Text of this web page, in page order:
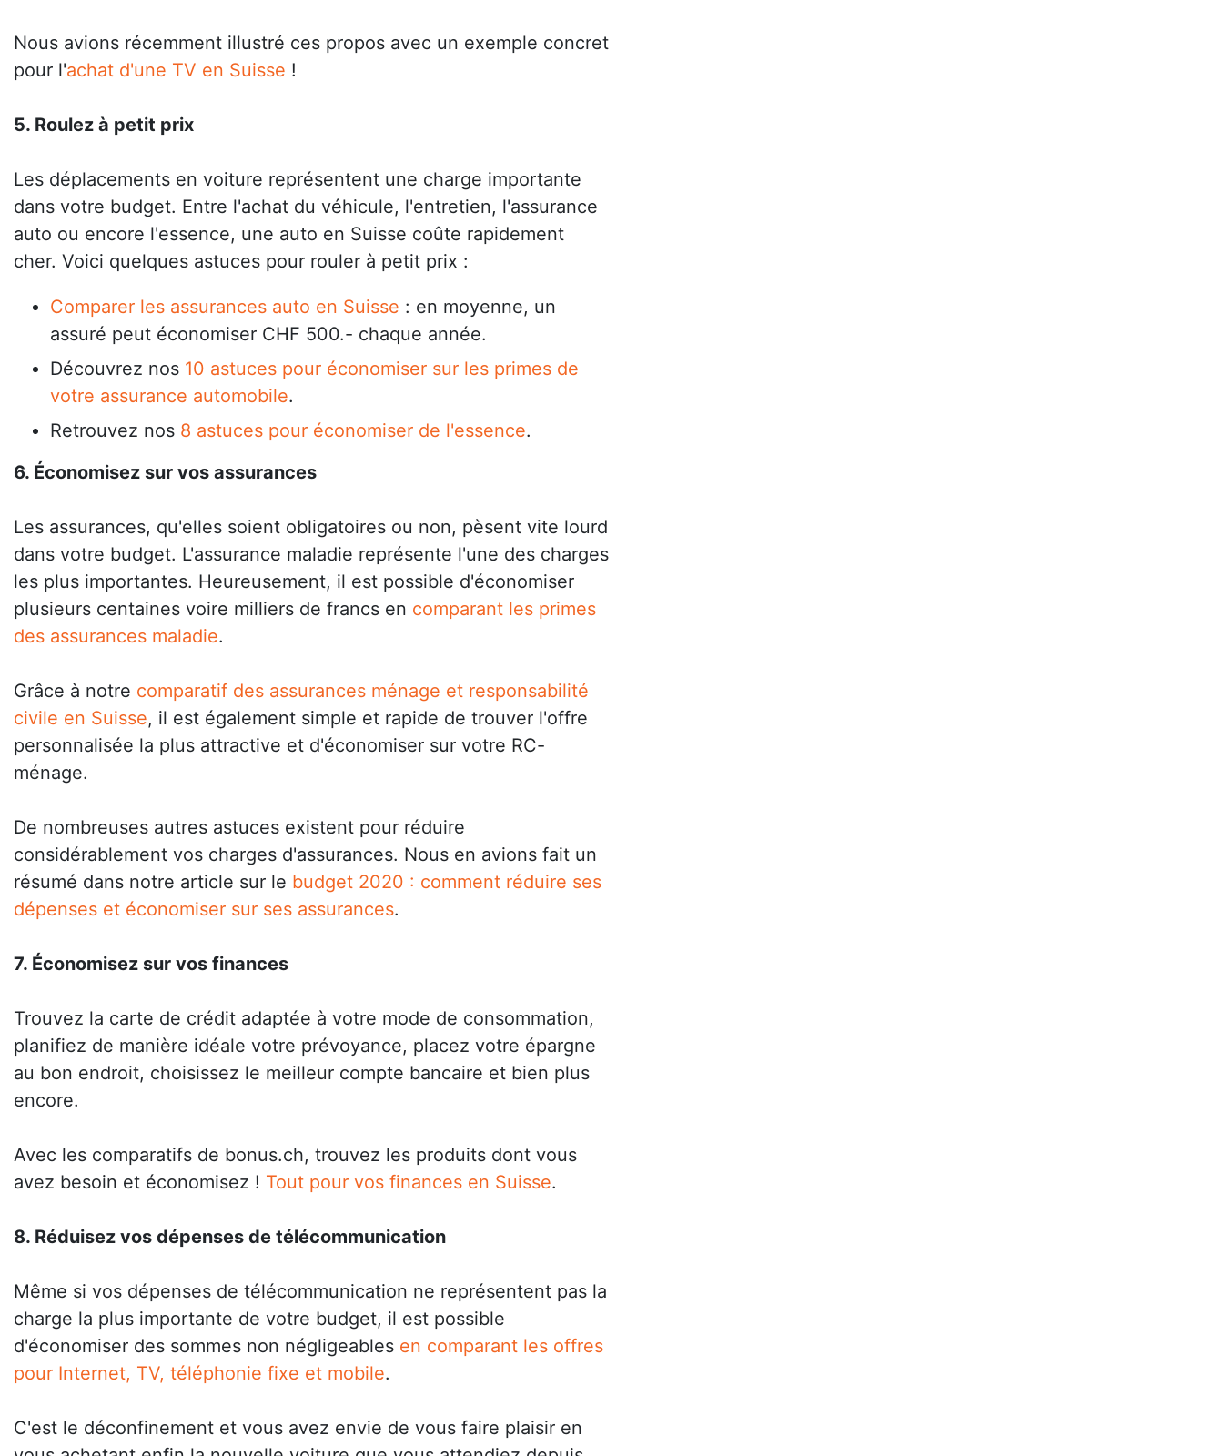
Nous avions récemment illustré ces propos avec un exemple concret
pour l'achat d'une TV en Suisse !
5. Roulez à petit prix
Les déplacements en voiture représentent une charge importante
dans votre budget. Entre l'achat du véhicule, l'entretien, l'assurance
auto ou encore l'essence, une auto en Suisse coûte rapidement
cher. Voici quelques astuces pour rouler à petit prix :
Comparer les assurances auto en Suisse : en moyenne, un
assuré peut économiser CHF 500.- chaque année.
Découvrez nos 10 astuces pour économiser sur les primes de
votre assurance automobile.
Retrouvez nos 8 astuces pour économiser de l'essence.
6. Économisez sur vos assurances
Les assurances, qu'elles soient obligatoires ou non, pèsent vite lourd
dans votre budget. L'assurance maladie représente l'une des charges
les plus importantes. Heureusement, il est possible d'économiser
plusieurs centaines voire milliers de francs en comparant les primes
des assurances maladie.
Grâce à notre comparatif des assurances ménage et responsabilité
civile en Suisse, il est également simple et rapide de trouver l'offre
personnalisée la plus attractive et d'économiser sur votre RC-
ménage.
De nombreuses autres astuces existent pour réduire
considérablement vos charges d'assurances. Nous en avions fait un
résumé dans notre article sur le budget 2020 : comment réduire ses
dépenses et économiser sur ses assurances.
7. Économisez sur vos finances
Trouvez la carte de crédit adaptée à votre mode de consommation,
planifiez de manière idéale votre prévoyance, placez votre épargne
au bon endroit, choisissez le meilleur compte bancaire et bien plus
encore.
Avec les comparatifs de bonus.ch, trouvez les produits dont vous
avez besoin et économisez ! Tout pour vos finances en Suisse.
8. Réduisez vos dépenses de télécommunication
Même si vos dépenses de télécommunication ne représentent pas la
charge la plus importante de votre budget, il est possible
d'économiser des sommes non négligeables en comparant les offres
pour Internet, TV, téléphonie fixe et mobile.
C'est le déconfinement et vous avez envie de vous faire plaisir en